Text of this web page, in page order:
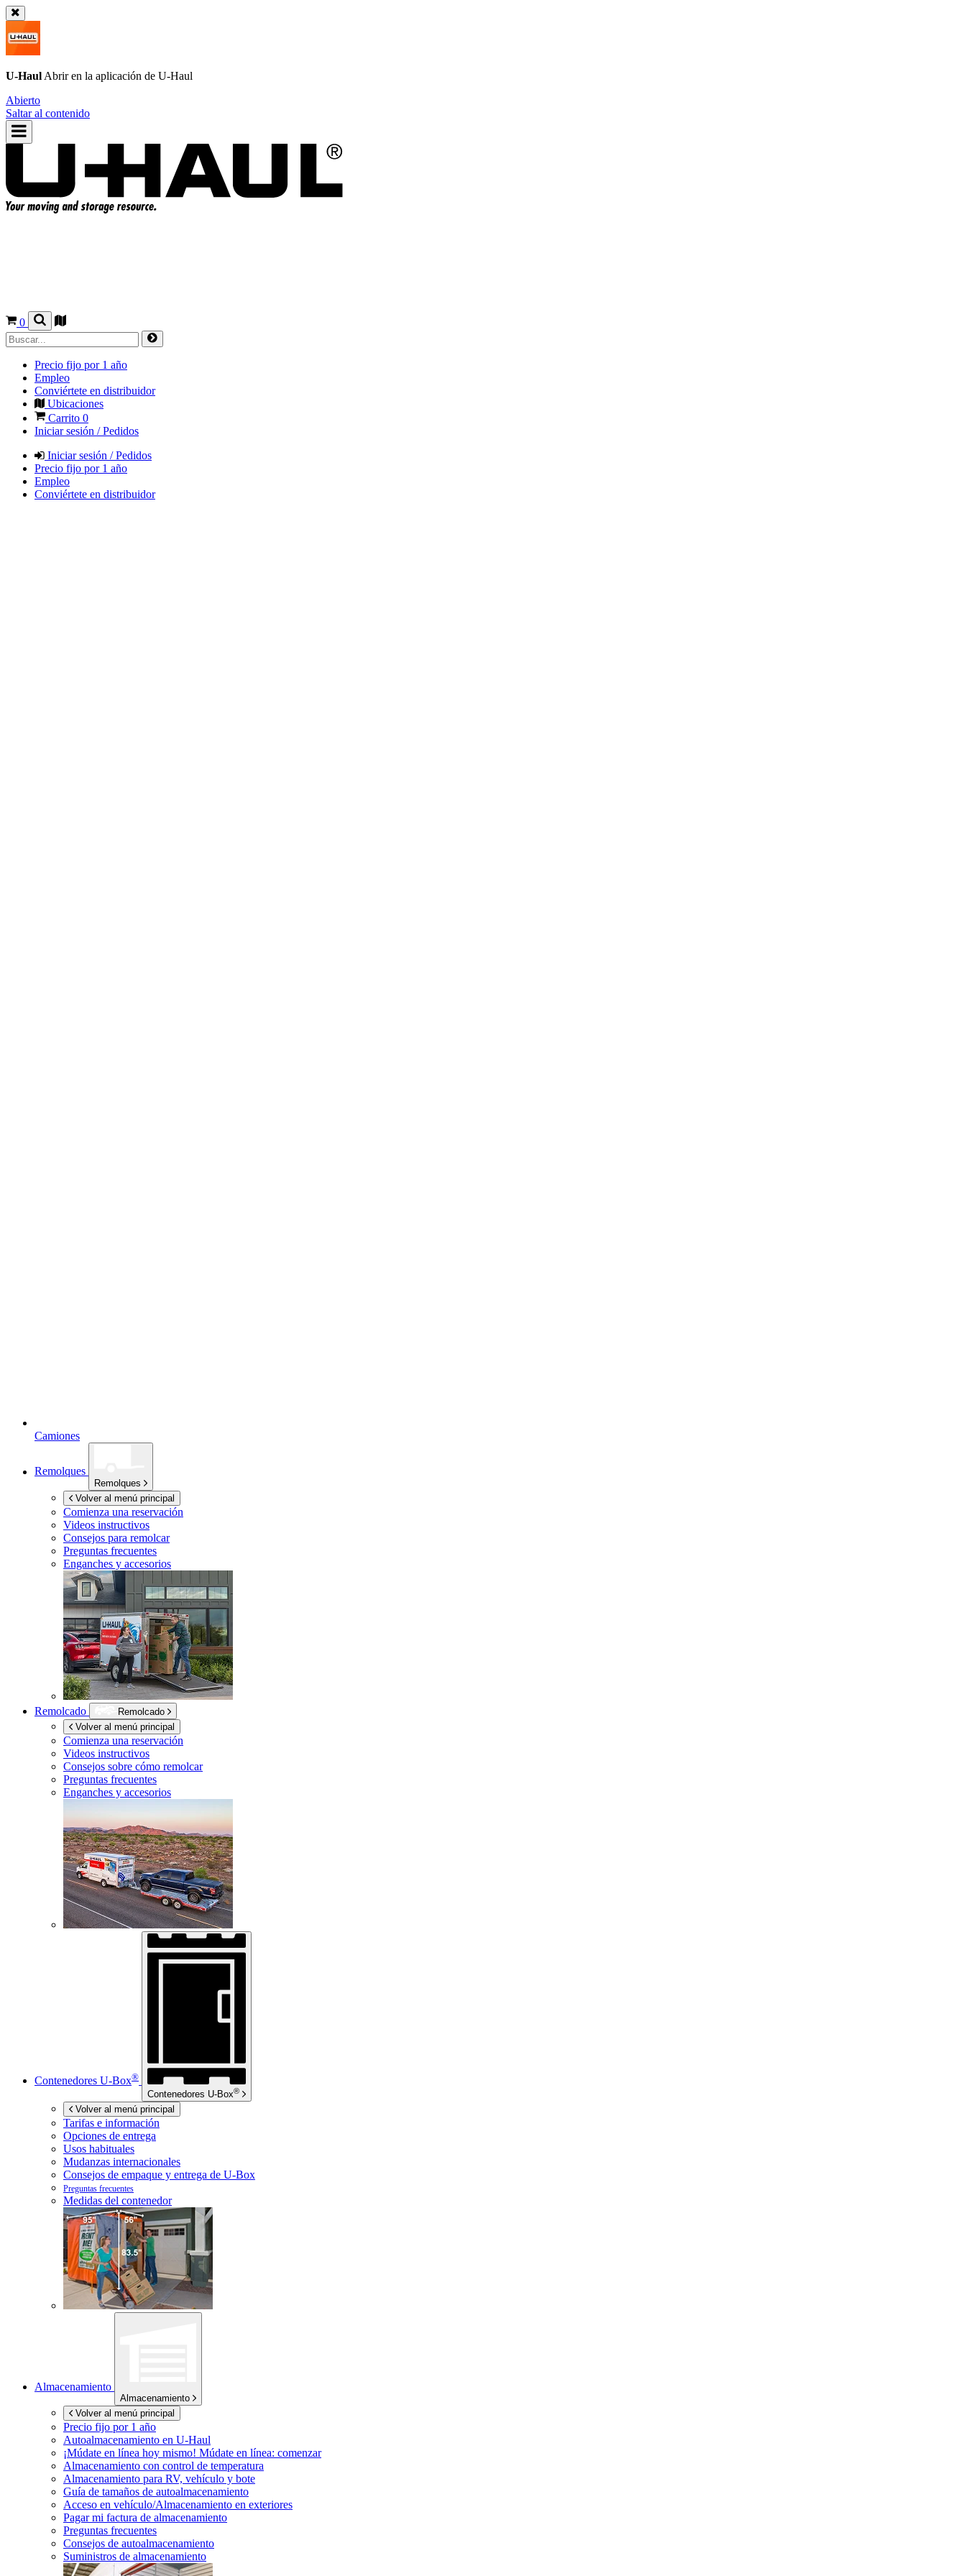
U-Haul Abrir en la aplicación de U-Haul
Abierto
Saltar al contenido
0
Precio fijo por 1 año
Empleo
Conviértete en distribuidor
Ubicaciones
Carrito 0
Iniciar sesión / Pedidos
Iniciar sesión / Pedidos
Precio fijo por 1 año
Empleo
Conviértete en distribuidor
Camiones
Remolques
Remolques
Volver al menú principal
Comienza una reservación
Videos instructivos
Consejos para remolcar
Preguntas frecuentes
Enganches y accesorios
Remolcado
Remolcado
Volver al menú principal
Comienza una reservación
Videos instructivos
Consejos sobre cómo remolcar
Preguntas frecuentes
Enganches y accesorios
Contenedores U-Box®
Contenedores U-Box®
Volver al menú principal
Tarifas e información
Opciones de entrega
Usos habituales
Mudanzas internacionales
Consejos de empaque y entrega de U-Box
Preguntas frecuentes
Medidas del contenedor
Almacenamiento
Almacenamiento
Volver al menú principal
Precio fijo por 1 año
Autoalmacenamiento en U-Haul
¡Múdate en línea hoy mismo! Múdate en línea: comenzar
Almacenamiento con control de temperatura
Almacenamiento para RV, vehículo y bote
Guía de tamaños de autoalmacenamiento
Acceso en vehículo/Almacenamiento en exteriores
Pagar mi factura de almacenamiento
Preguntas frecuentes
Consejos de autoalmacenamiento
Suministros de almacenamiento